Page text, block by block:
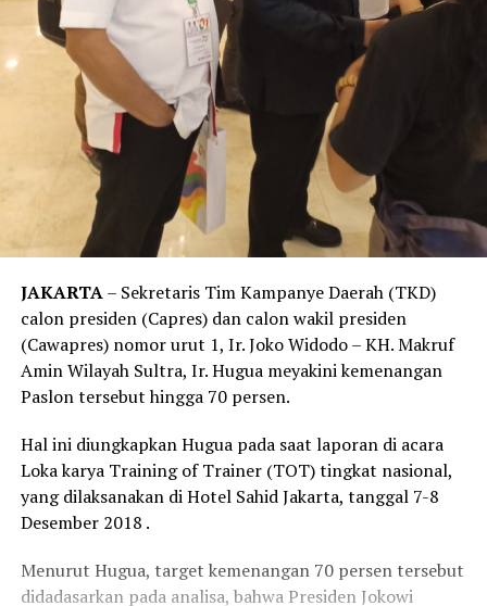
JAKARTA– Sekretaris Tim Kampanye Daerah (TKD)
calon presiden (Capres) dan calon wakil presiden
(Cawapres) nomor urut 1, Ir. Joko Widodo – KH. Makruf
Amin Wilayah Sultra, Ir. Hugua meyakini kemenangan
Paslon tersebut hingga 70 persen.
Hal ini diungkapkan Hugua pada saat laporan di acara
Loka karya Training of Trainer (TOT) tingkat nasional,
yang dilaksanakan di Hotel Sahid Jakarta, tanggal 7-8
Desember 2018 .
Menurut Hugua, target kemenangan 70 persen tersebut
didadasarkan pada analisa, bahwa Presiden Jokowi